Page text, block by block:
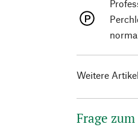
Weitere
Frage